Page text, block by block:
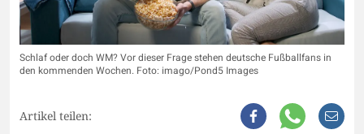
Schlaf oder doch WM? Vor dieser Frage stehen deutsche Fußballfans in
den kommenden Wochen. Foto: imago/Pond5 Images
Artikel teilen: